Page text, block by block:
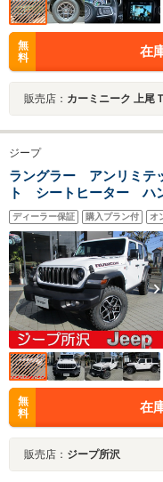
無
料
在
販売店： カーミニーク 上尾
ジープ
ラングラー アンリミテ
ト シートヒーター ハ
応オーディオ ナビ
ダプティブクルーズコン
ディーラー保証 購入プラン付 オ
無
料
在
販売店： ジープ所沢